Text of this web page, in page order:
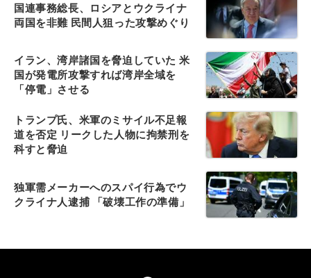
国連事務総長、ロシアとウクライナ
両国を非難 民間人狙った攻撃めぐり
イラン、湾岸諸国を脅迫していた 米
国が発電所攻撃すれば湾岸全域を
「停電」させる
トランプ氏、米軍のミサイル不足報
道を否定 リークした人物に拘禁刑を
科すと脅迫
独軍需メーカーへのスパイ行為でウ
クライナ人逮捕 「破壊工作の準備」